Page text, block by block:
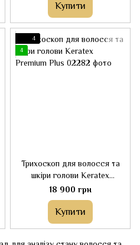
Купити
4
4
Трихоскоп для волосся та
шкіри голови Keratex
Premium Plus
18 900 грн
Купити